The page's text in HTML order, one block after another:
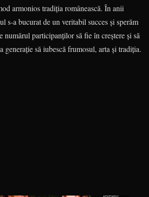
armonios tradiţia românească. În anii
s-a bucurat de un veritabil succes şi sperăm
numărul participanţilor să fie în creştere şi să
generaţie să iubescă frumosul, arta şi tradiţia.